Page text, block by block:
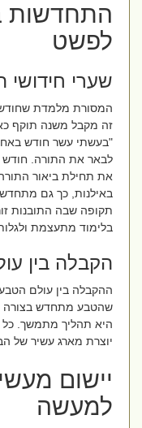
התחדשות
לפשט
שערי חידושי
המסורת מלמדת שחודש
זה מקבל משנה תוקף
"בעשתי עשר חודש
לבאר את התורה. חודש
את תחילת ביאור התורה
באילנות, כך גם מתחדשת
תקופה שבה התובנות
בלימוד מתעצמת ולגלות
הקבלה בין
ההקבלה בין עולם הטבע
שהטבע מתחדש בצורה
היא תהליך מתמשך. כל
יוצרת מארג עשיר של
יישום
למעשה